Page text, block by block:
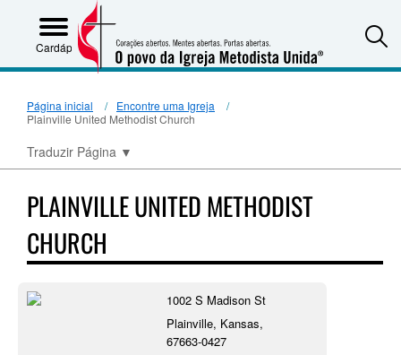
Cardápio
Página inicial
Encontre uma Igreja
Plainville United Methodist Church
Traduzir Página ▼
PLAINVILLE UNITED METHODIST
CHURCH
1002 S Madison St
Plainville, Kansas,
67663-0427